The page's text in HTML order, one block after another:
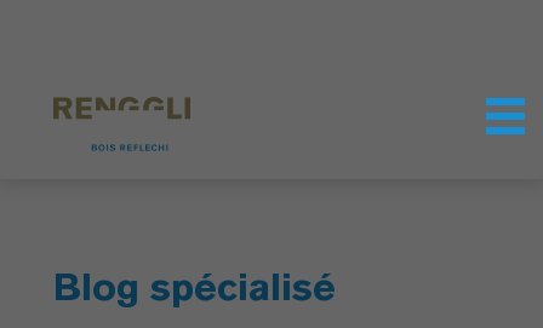
Blog spécialisé